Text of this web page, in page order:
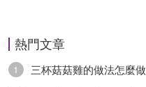
熱門文章
1 三杯菇菇雞的做法怎麼做